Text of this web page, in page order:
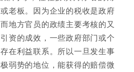
老板。因为企业的税收是政府
地方官员的政绩主要考核的又
资的成效，一些政府部门或个
在利益联系。所以一旦发生事
弱势的地位，能获得的赔偿微